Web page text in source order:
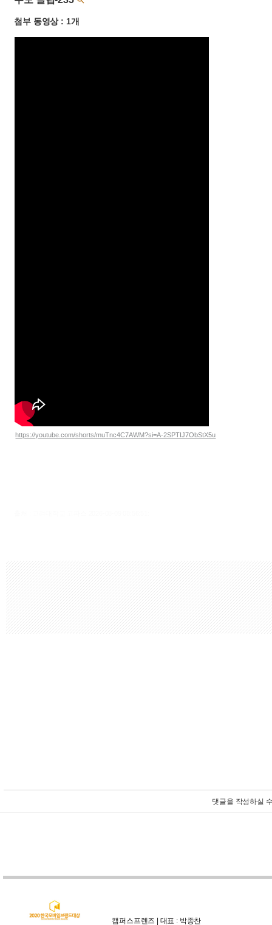
첨부 동영상 : 1개
https://youtube.com/shorts/muTnc4C7AWM?si=A-2SPTIJ7ObStX5u
댓글을 작성하실
캠퍼스프렌즈 | 대표 : 박종찬